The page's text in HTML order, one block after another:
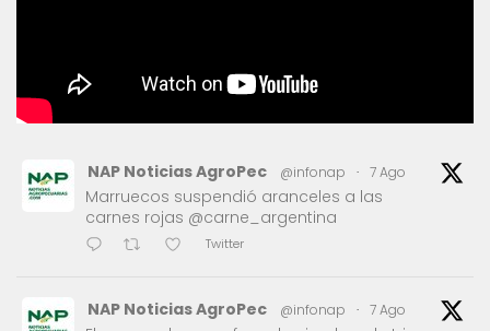
NAP Noticias AgroPec @infonap · 7 Ago
Marruecos suspendió aranceles a las
carnes rojas @carne_argentina
Twitter
NAP Noticias AgroPec @infonap · 7 Ago